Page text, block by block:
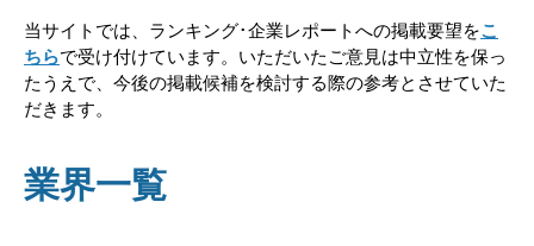
当サイトでは、ランキング･企業レポートへの掲載要望をこ
ちらで受け付けています。いただいたご意見は中立性を保っ
たうえで、今後の掲載候補を検討する際の参考とさせていた
だきます。
業界一覧